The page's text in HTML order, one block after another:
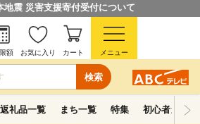
地震 災害支援寄付受付について
検索
限額 お気に入り カート メニュー
返礼品一覧 まち一覧 特集 初心者ガイド